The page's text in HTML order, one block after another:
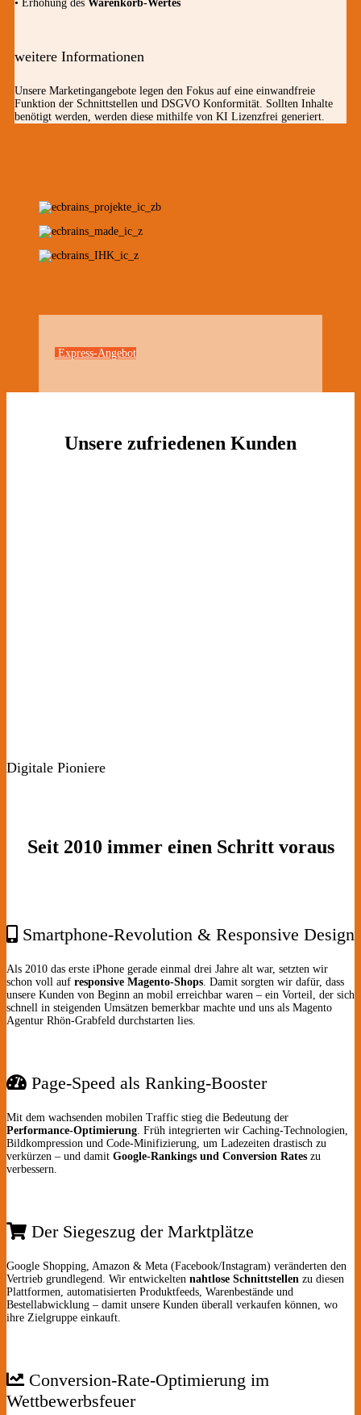
• Erhöhung des Warenkorb-Wertes
weitere Informationen
Unsere Marketingangebote legen den Fokus auf eine einwandfreie
Funktion der Schnittstellen und DSGVO Konformität. Sollten Inhalte
benötigt werden, werden diese mithilfe von KI Lizenzfrei generiert.
Express-Angebot
Unsere zufriedenen Kunden
Digitale Pioniere
Seit 2010 immer einen Schritt voraus
Smartphone-Revolution & Responsive Design
Als 2010 das erste iPhone gerade einmal drei Jahre alt war, setzten wir
schon voll auf responsive Magento-Shops . Damit sorgten wir dafür, dass
unsere Kunden von Beginn an mobil erreichbar waren – ein Vorteil, der sich
schnell in steigenden Umsätzen bemerkbar machte und uns als Magento
Agentur Rhön-Grabfeld durchstarten lies.
Page-Speed als Ranking-Booster
Mit dem wachsenden mobilen Traffic stieg die Bedeutung der
Performance-Optimierung . Früh integrierten wir Caching-Technologien,
Bildkompression und Code-Minifizierung, um Ladezeiten drastisch zu
verkürzen – und damit Google-Rankings und Conversion Rates zu
verbessern.
Der Siegeszug der Marktplätze
Google Shopping, Amazon & Meta (Facebook/Instagram) veränderten den
Vertrieb grundlegend. Wir entwickelten nahtlose Schnittstellen zu diesen
Plattformen, automatisierten Produkt­feeds, Warenbestände und
Bestellabwicklung – damit unsere Kunden überall verkaufen können, wo
ihre Zielgruppe einkauft.
Conversion-Rate-Optimierung im
Wettbewerbsfeuer